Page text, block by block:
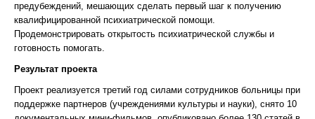
предубеждений, мешающих сделать первый шаг к получению
квалифицированной психиатрической помощи.
Продемонстрировать открытость психиатрической службы и
готовность помогать.
Результат проекта
Проект реализуется третий год силами сотрудников больницы при
поддержке партнеров (учреждениями культуры и науки), снято 10